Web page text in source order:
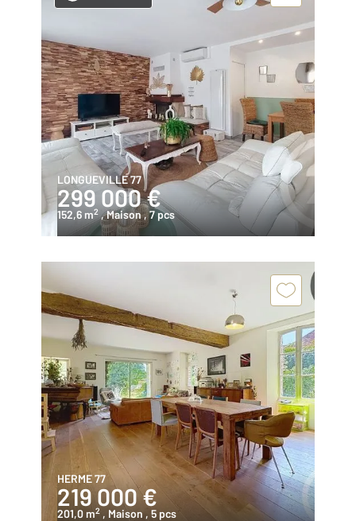
LONGUEVILLE 77
299 000 €
152,6 m2 , Maison , 7 pcs
HERME 77
219 000 €
201,0 m2 , Maison , 5 pcs